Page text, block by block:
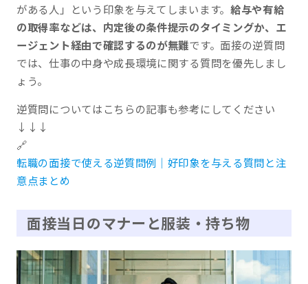
がある人」という印象を与えてしまいます。 給与や有給
の取得率などは、内定後の条件提示のタイミングか、エ
ージェント経由で確認するのが無難です。面接の逆質問
では、仕事の中身や成長環境に関する質問を優先しまし
ょう。
逆質問についてはこちらの記事も参考にしてください
↓↓↓
🔗
転職の面接で使える逆質問例｜好印象を与える質問と注
意点まとめ
面接当日のマナーと服装・持ち物